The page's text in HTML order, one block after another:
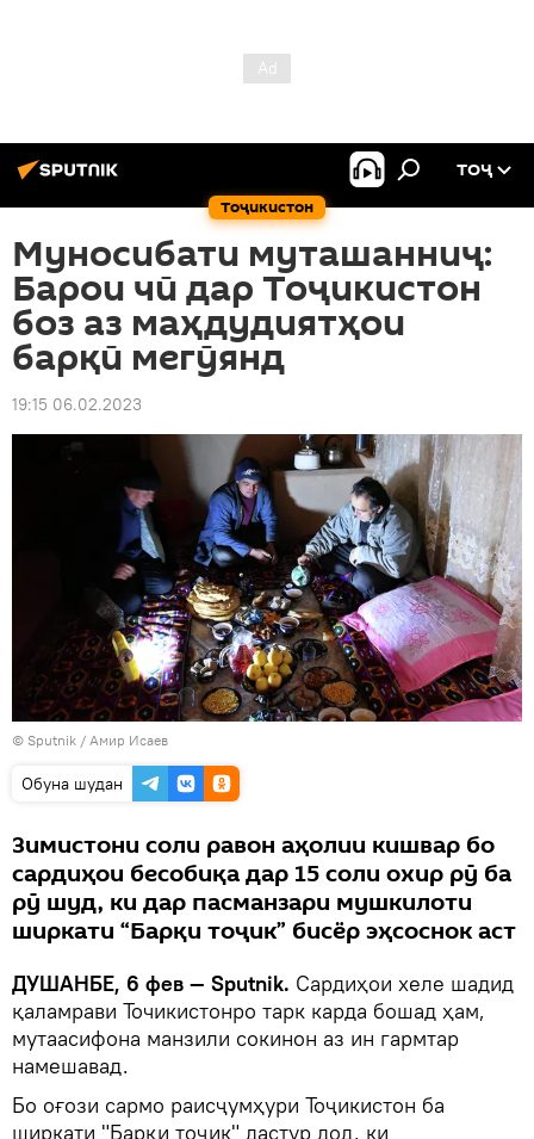
Тоҷикистон
ТОҶ
Муносибати муташанниҷ:
Барои чӣ дар Тоҷикистон
боз аз маҳдудиятҳои
барқӣ мегӯянд
19:15 06.02.2023
© Sputnik / Амир Исаев
Обуна шудан
Зимистони соли равон аҳолии кишвар бо
сардиҳои бесобиқа дар 15 соли охир рӯ ба
рӯ шуд, ки дар пасманзари мушкилоти
ширкати “Барқи тоҷик” бисёр эҳсоснок аст
ДУШАНБЕ, 6 фев — Sputnik. Сардиҳои хеле шадид
қаламрави Точикистонро тарк карда бошад ҳам,
мутаасифона манзили сокинон аз ин гармтар
намешавад.
Бо оғози сармо раисҷумҳури Тоҷикистон ба
ширкати "Барқи тоҷик" дастур дод, ки